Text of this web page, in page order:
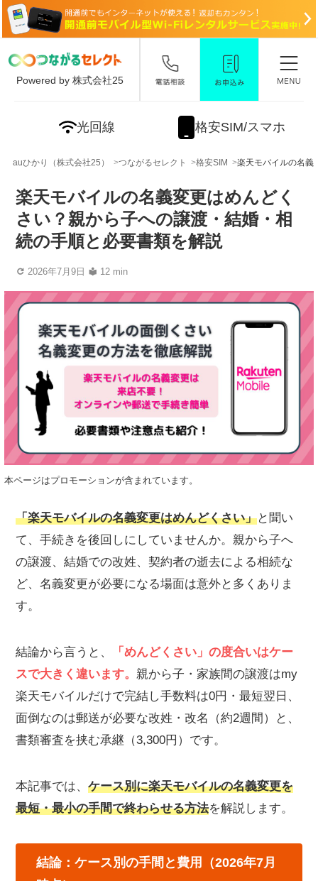
Powered by 株式会社25
光回線 格安SIM/スマホ
auひかり（株式会社25） つながるセレクト 格安SIM 楽天モバイルの名義
楽天モバイルの名義変更はめんどく
さい？親から子への譲渡・結婚・相
続の手順と必要書類を解説
2026年7月9日 12 min
本ページはプロモーションが含まれています。
「楽天モバイルの名義変更はめんどくさい」と聞い
て、手続きを後回しにしていませんか。親から子へ
の譲渡、結婚での改姓、契約者の逝去による相続な
ど、名義変更が必要になる場面は意外と多くありま
す。
結論から言うと、
「めんどくさい」の度合いはケー
スで大きく違います。 親から子・家族間の譲渡はmy
楽天モバイルだけで完結し手数料は0円・最短翌日、
面倒なのは郵送が必要な改姓・改名（約2週間）と、
書類審査を挟む承継（3,300円）です。
本記事では、 ケース別に楽天モバイルの名義変更を
最短・最小の手間で終わらせる方法を解説します。
結論：ケース別の手間と費用（2026年7月